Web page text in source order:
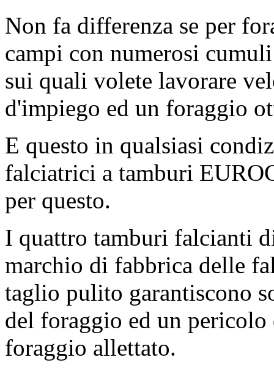
Non fa differenza se per
campi con numerosi
sui quali volete lavorare
d'impiego ed un foraggio
E questo in qualsiasi
falciatrici a tamburi
per questo.
I quattro tamburi falcianti
marchio di fabbrica delle
taglio pulito garantiscono
del foraggio ed un
foraggio allettato.